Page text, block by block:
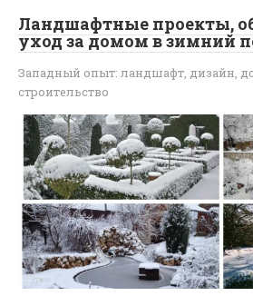
Ландшафтные проекты,
уход за домом в зимний
Западный опыт: ландшафт, дизайн,
строительство